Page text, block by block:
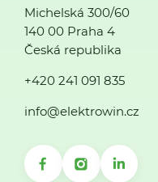
Michelská 300/60
140 00 Praha 4
Česká republika
+420 241 091 835
info@elektrowin.cz